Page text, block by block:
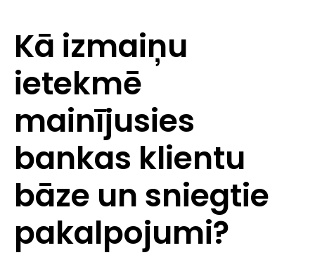
Kā izmaiņu
ietekmē
mainījusies
bankas klientu
bāze un sniegtie
pakalpojumi?